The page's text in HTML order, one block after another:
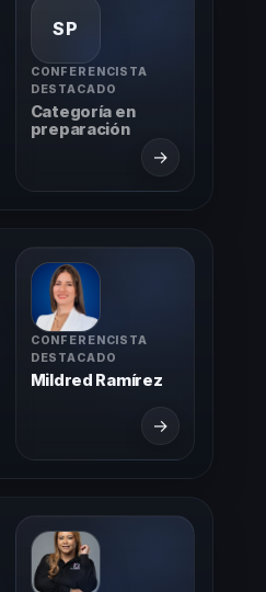
SP
CONFERENCISTA
DESTACADO
Categoría en
preparación
→
CONFERENCISTA
DESTACADO
Mildred Ramírez
→